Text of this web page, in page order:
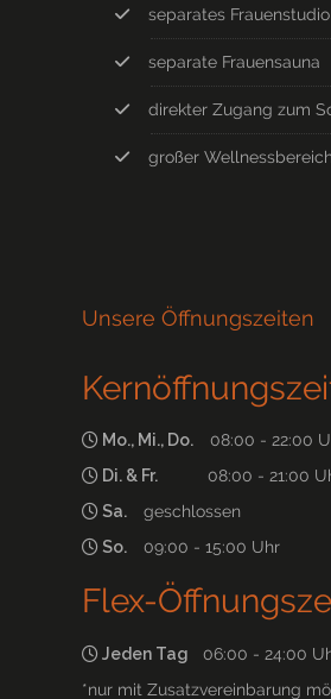
separates Frauenstudio
separate Frauensauna
direkter Zugang zum
großer
Unsere Öffnungszeiten
Mo., Mi., Do.
08:00 - 22:00
Di. & Fr.
08:00 - 21:00
Sa.
geschlossen
So.
09:00 - 15:00 Uhr
Flex-
Jeden Tag 06:00 - 24:00
*nur mit Zusatzvereinbarung